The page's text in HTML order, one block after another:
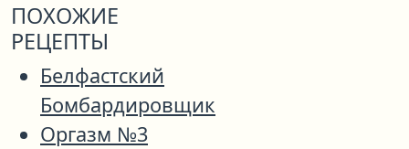
ПОХОЖИЕ
РЕЦЕПТЫ
Белфастский
Бомбардировщик
Оргазм №3